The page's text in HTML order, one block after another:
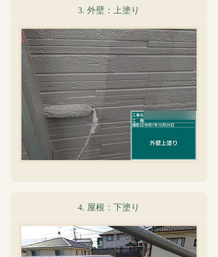
3. 外壁：上塗り
4. 屋根：下塗り